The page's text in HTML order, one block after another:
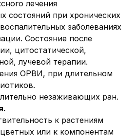
лечения
состояний при хронических
заболеваниях
Состояние после
цитостатической,
лучевой терапии.
ОРВИ, при длительном
незаживающих ран.
к растениям
или к компонентам